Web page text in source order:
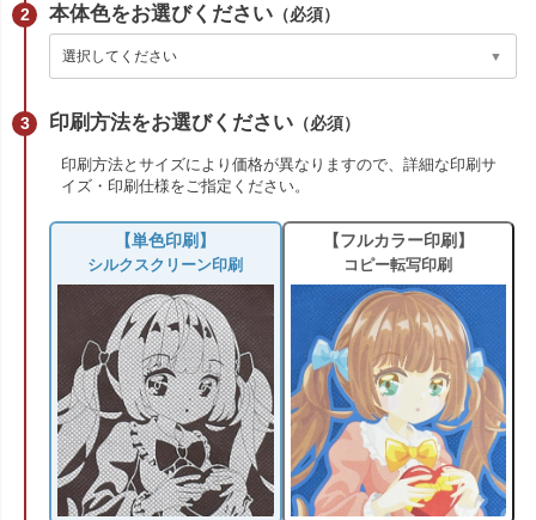
本体色をお選びください （必須）
印刷方法をお選びください （必須）
印刷方法とサイズにより価格が異なりますので、詳細な印刷サ
イズ・印刷仕様をご指定ください。
【単色印刷】
シルクスクリーン印刷
【フルカラー印刷】
コピー転写印刷